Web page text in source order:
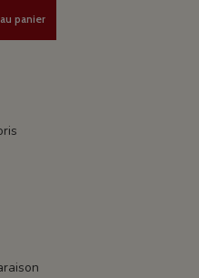
panier